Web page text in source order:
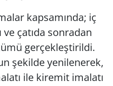
kapsamında; iç
ve çatıda sonradan
gerçekleştirildi.
şekilde yenilenerek,
ile kiremit imalatı